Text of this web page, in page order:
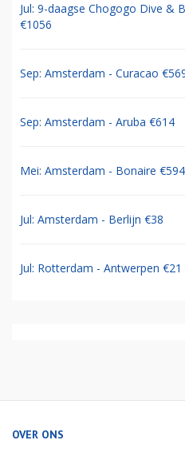
Jul: 9-daagse Chogogo Dive &
€1056
Sep: Amsterdam - Curacao
Sep: Amsterdam - Aruba €614
Mei: Amsterdam - Bonaire €594
Jul: Amsterdam - Berlijn €38
Jul: Rotterdam - Antwerpen €21
OVER ONS